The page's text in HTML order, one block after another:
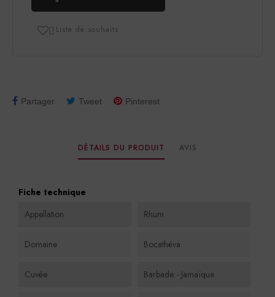
 Liste de souhaits
Partager Tweet Pinterest
DÉTAILS DU PRODUIT AVIS
Fiche technique
Appellation
Rhum
Domaine Bocathéva
Cuvée Barbade - Jamaïque